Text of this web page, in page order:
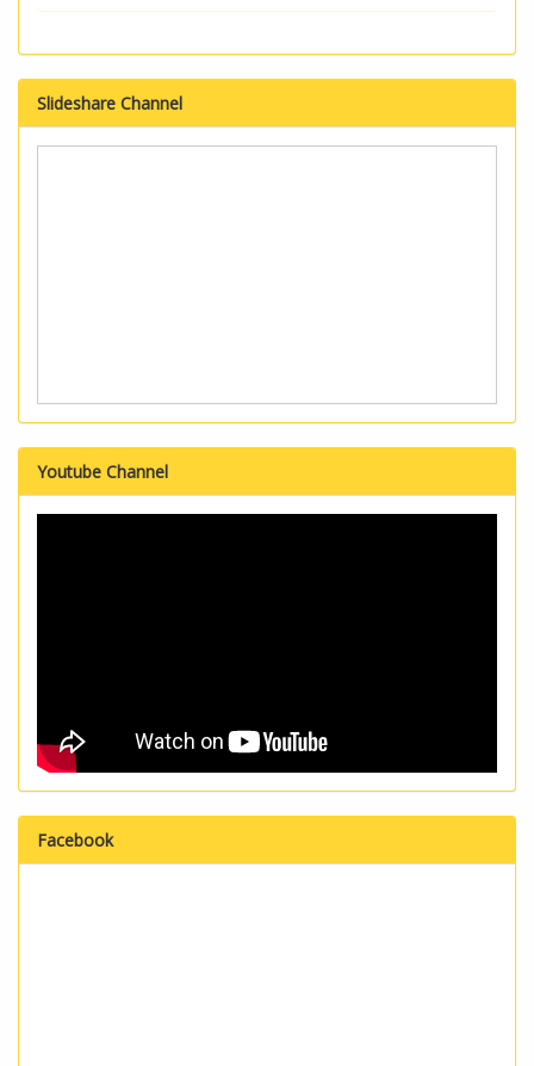
Slideshare Channel
Youtube Channel
Facebook